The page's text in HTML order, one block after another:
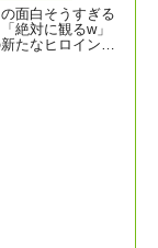
の面白そうすぎる
絶対に観るw」
たなヒロイン誕